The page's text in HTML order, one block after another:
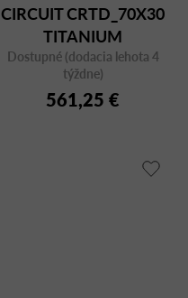
CIRCUIT CRTD_70X30
TITANIUM
Dostupné (dodacia lehota 4
týždne)
561,25 €